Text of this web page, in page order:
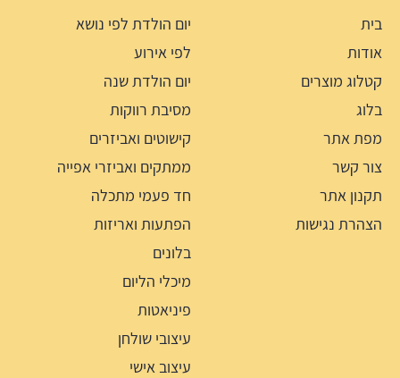
בית
אודות
קטלוג מוצרים
בלוג
מפת אתר
צור קשר
תקנון אתר
הצהרת נגישות
יום הולדת לפי נושא
לפי אירוע
יום הולדת שנה
מסיבת רווקות
קישוטים ואביזרים
ממתקים ואביזרי אפייה
חד פעמי מתכלה
הפתעות ואריזות
בלונים
מיכלי הליום
פיניאטות
עיצובי שולחן
עיצוב אישי